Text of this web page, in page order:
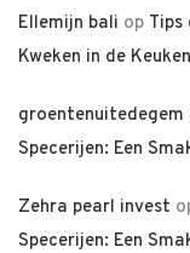
Ellemijn bali op Tips
Kweken in de Keuken
groentenuitedegem
Specerijen: Een
Zehra pearl invest
Specerijen: Een